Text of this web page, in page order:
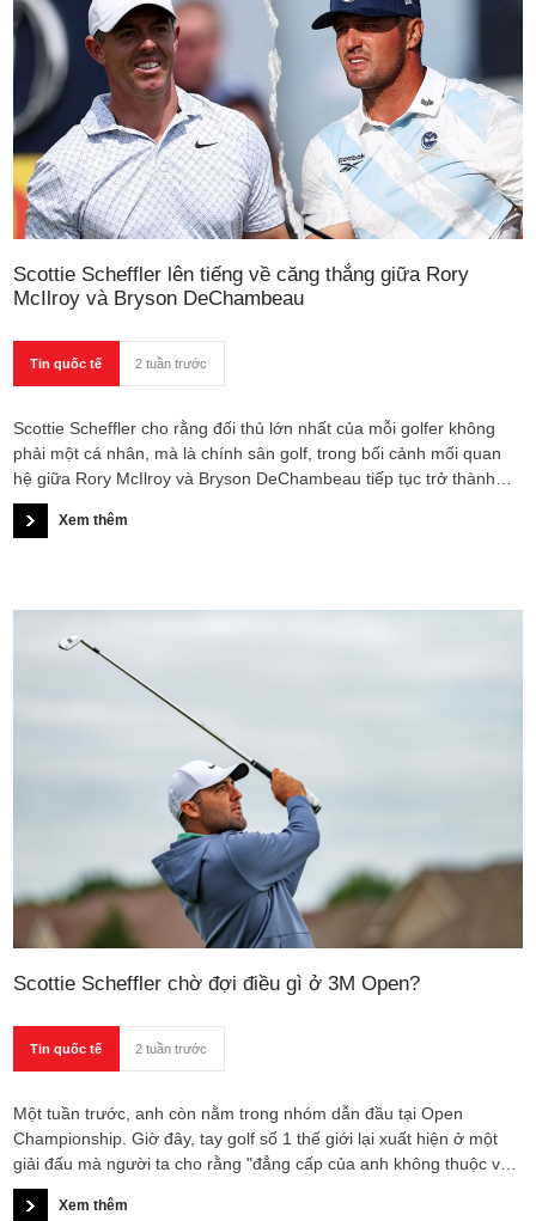
Scottie Scheffler lên tiếng về căng thẳng giữa Rory
McIlroy và Bryson DeChambeau
Tin quốc tế 2 tuần trước
Scottie Scheffler cho rằng đối thủ lớn nhất của mỗi golfer không
phải một cá nhân, mà là chính sân golf, trong bối cảnh mối quan
hệ giữa Rory McIlroy và Bryson DeChambeau tiếp tục trở thành
tâm điểm sau The Open 2026.
Xem thêm
Scottie Scheffler chờ đợi điều gì ở 3M Open?
Tin quốc tế 2 tuần trước
Một tuần trước, anh còn nằm trong nhóm dẫn đầu tại Open
Championship. Giờ đây, tay golf số 1 thế giới lại xuất hiện ở một
giải đấu mà người ta cho rằng "đẳng cấp của anh không thuộc về".
Đáng chú ý hơn, đây là lần đầu tiên kể từ năm 2019 người giữ ngôi
số 1 thế giới mới góp mặt tại 3M Open. Vậy Scottie Scheffler thực
Xem thêm